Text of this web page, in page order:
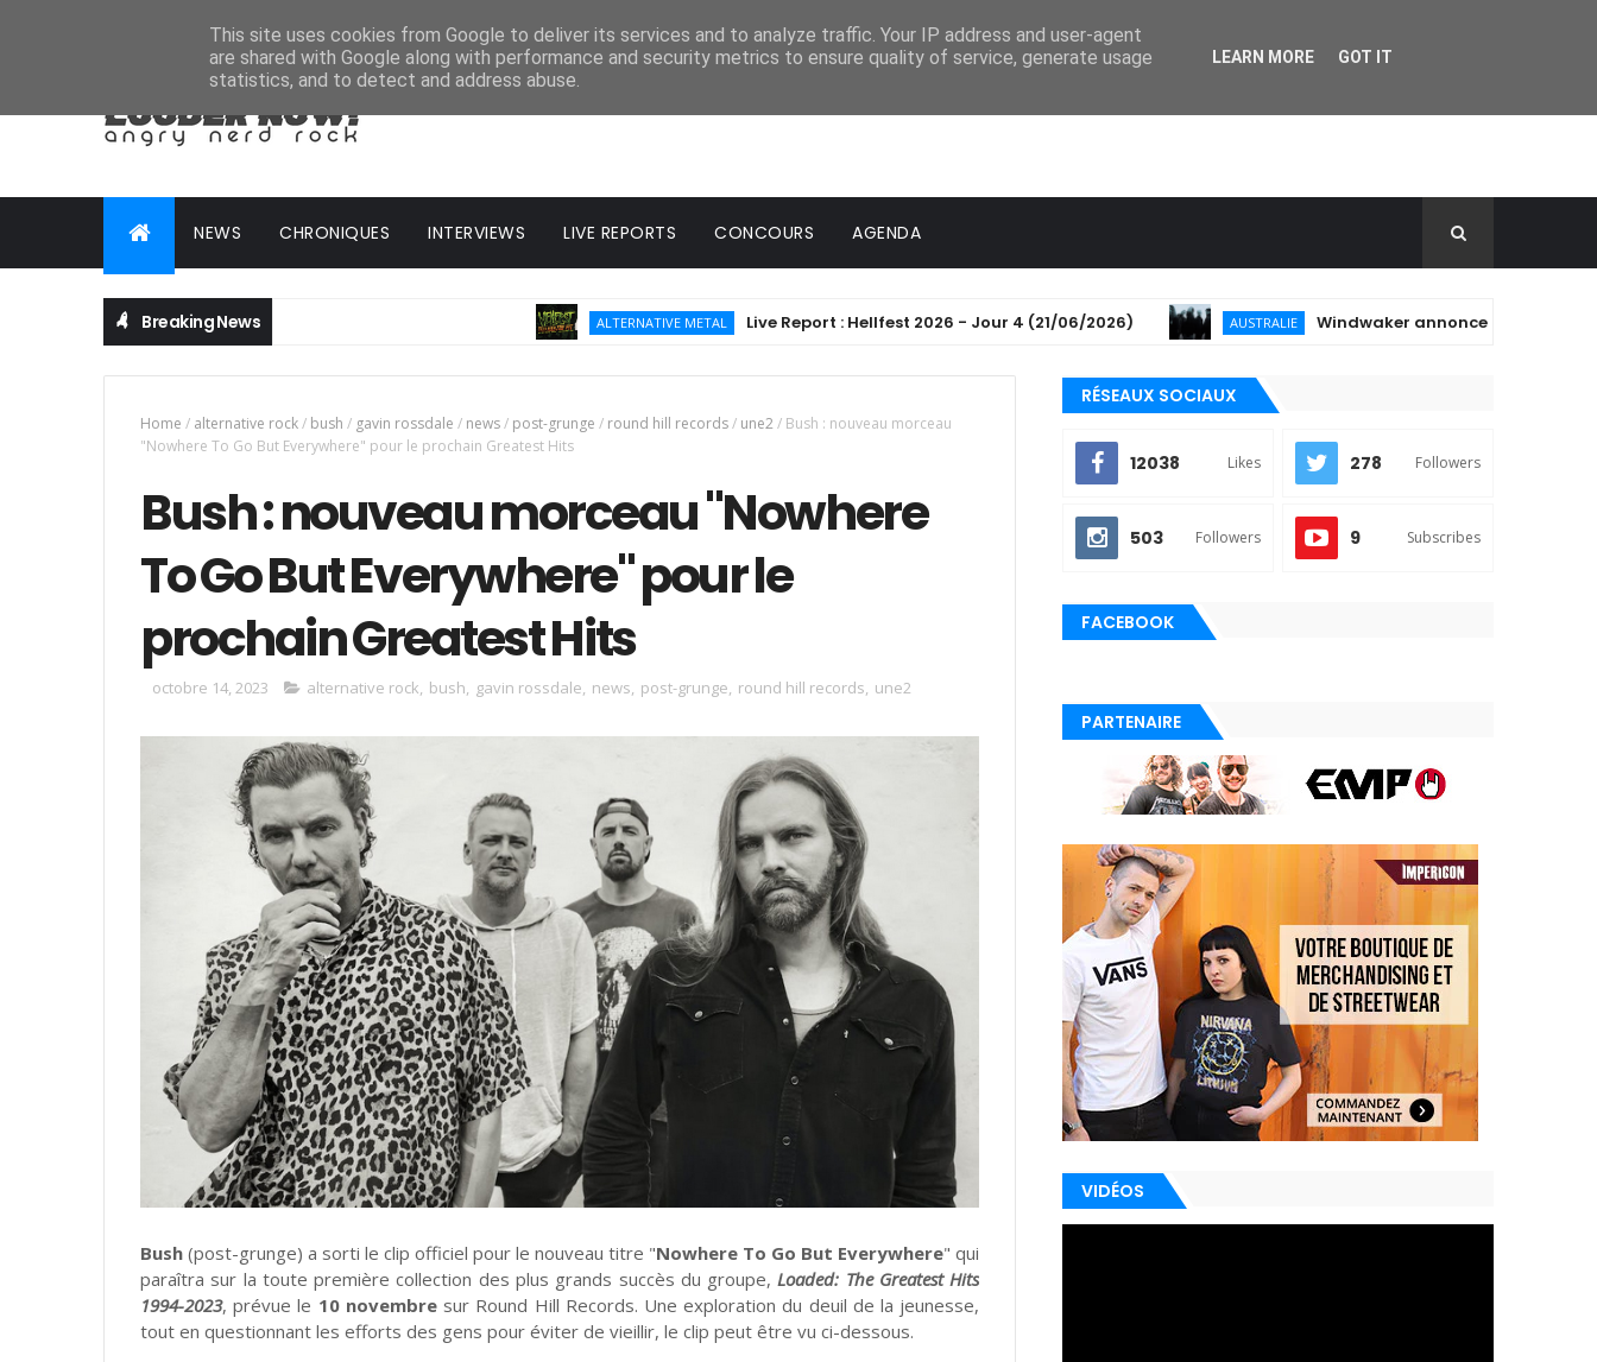
NEWS CHRONIQUES INTERVIEWS LIVE REPORTS CONCOURS AGENDA
Breaking News ALTERNATIVE METAL Live Report : Hellfest 2026 - Jour 4 (21/06/2026) AUSTRALIE Windwaker annonce son 3ème album et
Home / alternative rock/ bush / gavin rossdale / news/ post-grunge / round hill records/ une2/ Bush : nouveau morceau
"Nowhere To Go But Everywhere" pour le prochain Greatest Hits
Bush : nouveau morceau "Nowhere
To Go But Everywhere" pour le
prochain Greatest Hits
octobre 14, 2023 alternative rock, bush, gavin rossdale, news, post-grunge, round hill records, une2
Bush (post-grunge) a sorti le clip officiel pour le nouveau titre "Nowhere To Go But Everywhere" qui
paraîtra sur la toute première collection des plus grands succès du groupe, Loaded: The Greatest Hits
1994-2023, prévue le 10 novembresur Round Hill Records. Une exploration du deuil de la jeunesse,
tout en questionnant les efforts des gens pour éviter de vieillir, le clip peut être vu ci-dessous.
RÉSEAUX SOCIAUX
12038 Likes 278 Followers
503 Followers 9 Subscribes
FACEBOOK
PARTENAIRE
VIDÉOS
This site uses cookies from Google to deliver its services and to analyze traffic. Your IP address and user-agent
are shared with Google along with performance and security metrics to ensure quality of service, generate usage
statistics, and to detect and address abuse.
LEARN MORE GOT IT